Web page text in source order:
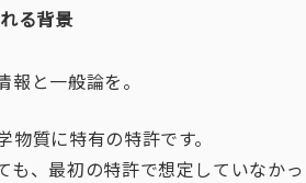
る背景
と一般論を。
質に特有の特許です。
、最初の特許で想定していなか